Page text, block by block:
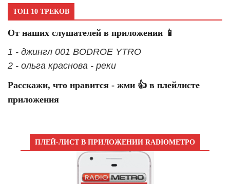
ТОП 10 ТРЕКОВ
От наших слушателей в приложении 📱
1 - джингл 001 BODROE YTRO
2 - ольга краснова - реки
Расскажи, что нравится - жми 👍 в плейлисте
приложения
ПЛЕЙ-ЛИСТ В ПРИЛОЖЕНИИ RADIOМЕТРО